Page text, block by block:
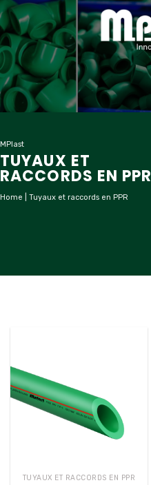
Passer
au
contenu
MPlast
TUYAUX ET
RACCORDS EN PPR
Home Tuyaux et raccords en PPR
TUYAUX ET RACCORDS EN PPR